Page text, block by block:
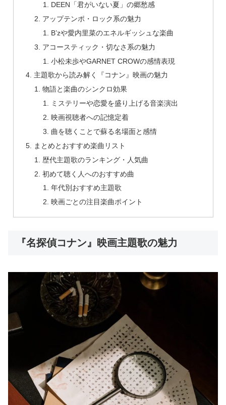
DEEN「君がいない夏」の郷愁感
アップテンポ・ロック系の魅力
B’zや愛内里菜のエネルギッシュな楽曲
アコースティック・切なさ系の魅力
小松未歩やGARNET CROWの感情表現
主題歌から読み解く『コナン』映画の魅力
物語と楽曲のシンクロ効果
ミステリーや恋愛を盛り上げる音楽演出
映画視聴者への記憶定着
曲を聴くことで蘇る名場面と感情
まとめとおすすめ楽曲リスト
歴代主題歌のランキング・人気曲
初めて聴く人へのおすすめ曲
年代別おすすめ主題歌
映画ごとの注目楽曲ポイント
『名探偵コナン』映画主題歌の魅力